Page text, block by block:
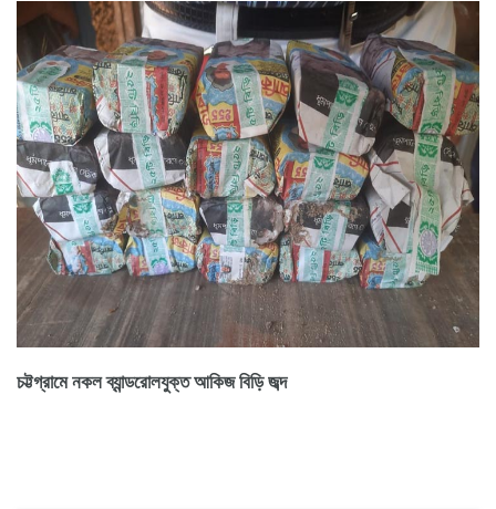
চট্টগ্রামে নকল ব্যান্ডরোলযুক্ত আকিজ বিড়ি জব্দ